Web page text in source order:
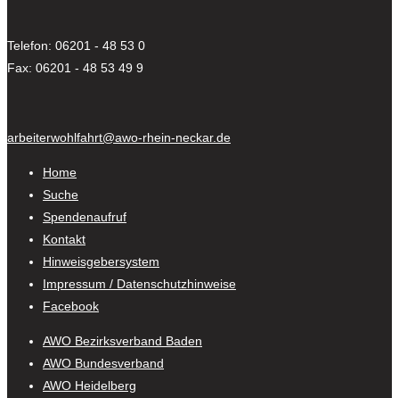
Telefon: 06201 - 48 53 0
Fax: 06201 - 48 53 49 9
arbeiterwohlfahrt@awo-rhein-neckar.de
Home
Suche
Spendenaufruf
Kontakt
Hinweisgebersystem
Impressum / Datenschutzhinweise
Facebook
AWO Bezirksverband Baden
AWO Bundesverband
AWO Heidelberg